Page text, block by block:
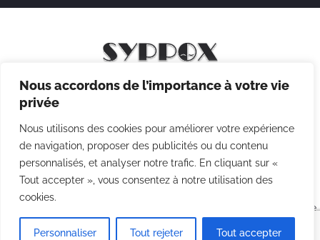
Nous accordons de l’importance à votre vie
privée
Nous utilisons des cookies pour améliorer votre expérience
de navigation, proposer des publicités ou du contenu
personnalisés, et analyser notre trafic. En cliquant sur «
Tout accepter », vous consentez à notre utilisation des
cookies.
Personnaliser Tout rejeter Tout accepter
Mentions légales
Politique des cookies
CGV
Agence
Point Com